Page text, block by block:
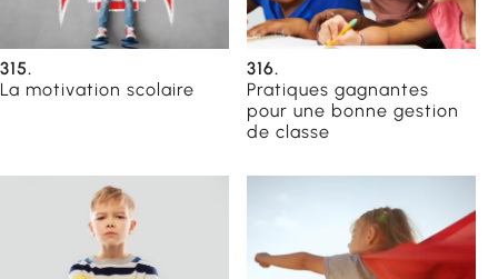
315.
La motivation scolaire
316.
Pratiques gagnantes
pour une bonne gestion
de classe